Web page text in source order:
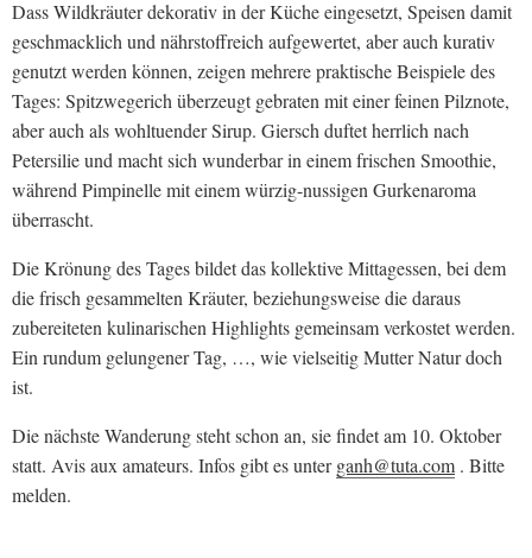
Dass Wildkräuter dekorativ in der Küche eingesetzt, Speisen damit
geschmacklich und nährstoffreich aufgewertet, aber auch kurativ
genutzt werden können, zeigen mehrere praktische Beispiele des
Tages: Spitzwegerich überzeugt gebraten mit einer feinen Pilznote,
aber auch als wohltuender Sirup. Giersch duftet herrlich nach
Petersilie und macht sich wunderbar in einem frischen Smoothie,
während Pimpinelle mit einem würzig-nussigen Gurkenaroma
überrascht.
Die Krönung des Tages bildet das kollektive Mittagessen, bei dem
die frisch gesammelten Kräuter, beziehungsweise die daraus
zubereiteten kulinarischen Highlights gemeinsam verkostet werden.
Ein rundum gelungener Tag, …, wie vielseitig Mutter Natur doch
ist.
Die nächste Wanderung steht schon an, sie findet am 10. Oktober
statt. Avis aux amateurs. Infos gibt es unterganh@tuta.com . Bitte
melden.